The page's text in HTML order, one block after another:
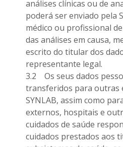
análises clínicas ou de
poderá ser enviado pela
médico ou profissional
das análises em causa,
escrito do titular dos
representante legal.
3.2 Os seus dados
transferidos para outras
SYNLAB, assim como
externos, hospitais e
cuidados de saúde
cuidados prestados aos